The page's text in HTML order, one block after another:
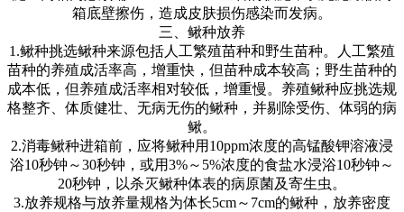
箱底壁擦伤，造成皮肤损伤感染而发病。
三、鳅种放养
1.鳅种挑选鳅种来源包括人工繁殖苗种和野生苗种。人工繁殖
苗种的养殖成活率高，增重快，但苗种成本较高；野生苗种的
成本低，但养殖成活率相对较低，增重慢。养殖鳅种应挑选规
格整齐、体质健壮、无病无伤的鳅种，并剔除受伤、体弱的病
鳅。
2.消毒鳅种进箱前，应将鳅种用 10ppm浓度的高锰酸钾溶液浸
浴10秒钟～30秒钟，或用3%～ 5%浓度的食盐水浸浴10秒钟～
20秒钟，以杀灭鳅种体表的病原菌及寄生虫。
3.放养规格与放养量规格为体长5cm～ 7cm的鳅种，放养密度